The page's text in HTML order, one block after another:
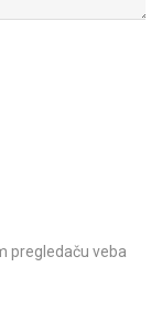
pregledaču veba